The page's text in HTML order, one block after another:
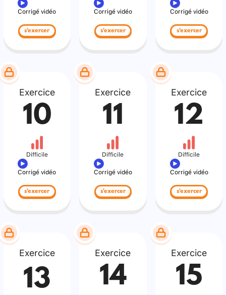
Corrigé vidéo
s'exercer
Corrigé vidéo
s'exercer
Corrigé vidéo
s'exercer
Exercice
10
Difficile
Corrigé vidéo
s'exercer
Exercice
11
Difficile
Corrigé vidéo
s'exercer
Exercice
12
Difficile
Corrigé vidéo
s'exercer
Exercice
13
Exercice
14
Exercice
15